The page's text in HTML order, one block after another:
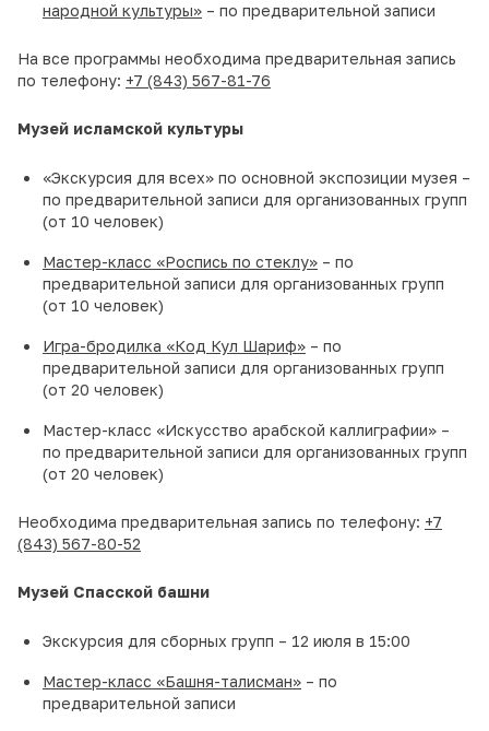
народной культуры» – по предварительной записи
На все программы необходима предварительная запись
по телефону: +7 (843) 567-81-76
Музей исламской культуры
«Экскурсия для всех» по основной экспозиции музея –
по предварительной записи для организованных групп
(от 10 человек)
Мастер-класс «Роспись по стеклу» – по
предварительной записи для организованных групп
(от 10 человек)
Игра-бродилка «Код Кул Шариф» – по
предварительной записи для организованных групп
(от 20 человек)
Мастер-класс «Искусство арабской каллиграфии» –
по предварительной записи для организованных групп
(от 20 человек)
Необходима предварительная запись по телефону: +7
(843) 567-80-52
Музей Спасской башни
Экскурсия для сборных групп – 12 июля в 15:00
Мастер-класс «Башня-талисман» – по
предварительной записи